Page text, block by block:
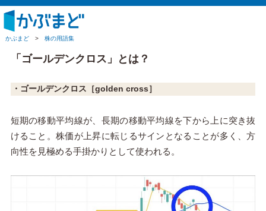
かぶまど > 株の用語集
「ゴールデンクロス」とは？
・ゴールデンクロス ［golden cross］
短期の移動平均線が、長期の移動平均線を下から上に突き抜
けること。株価が上昇に転じるサインとなることが多く、方
向性を見極める手掛かりとして使われる。